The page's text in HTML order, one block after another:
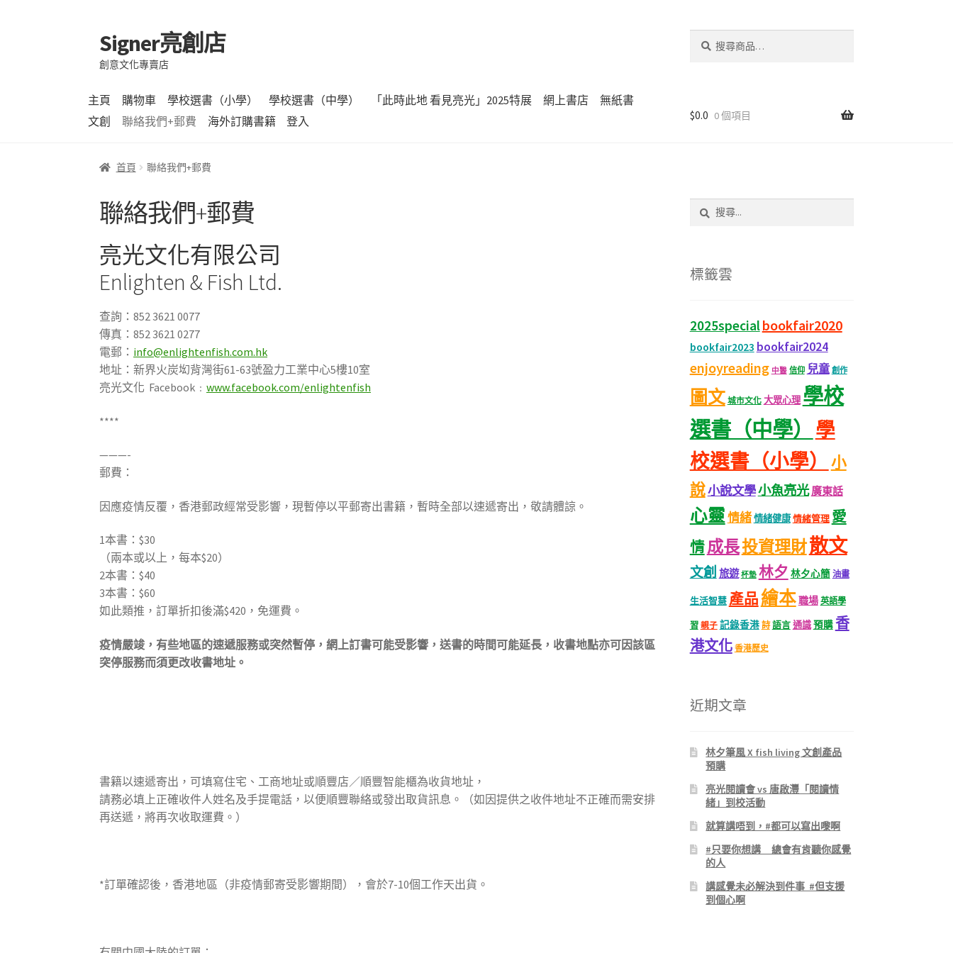
跳
至
導
列
跳
至
主
內
容
Signer亮創店
創意文化專賣店
主頁 購物車 學校選書（小學） 學校選書（中學） 「此時此地 看見亮光」2025特展 網上書店
無紙書
文創
聯絡我們+郵費 海外訂購書籍 登入 $0.0 0 個項目
首頁 聯絡我們+郵費
聯絡我們+郵費
亮光文化有限公司
Enlighten & Fish Ltd.
查詢：852 3621 0077
傳真：852 3621 0277
電郵： info@enlightenfish.com.hk
地址：新界火炭㘭背灣街61-63號盈力工業中心5樓10室
亮光文化 Facebook﹕www.facebook.com/enlightenfish
****
———-
郵費：
因應疫情反覆，香港郵政經常受影響，現暫停以平郵寄出書籍，暫時全部以速遞寄出，敬請體諒。
1本書：$30
（兩本或以上，每本$20）
2本書：$40
3本書：$60
如此類推，訂單折扣後滿$420，免運費。
疫情嚴竣，有些地區的速遞服務或突然暫停，網上訂書可能受影響，送書的時間可能延長， 收書地點亦可因該區
突停服務而須更改收書地址。
書籍以速遞寄出，可填寫住宅、工商地址或順豐店／順豐智能櫃為收貨地址，
請務必填上正確收件人姓名及手提電話，以便順豐聯絡或發出取貨訊息。（如因提供之收件地址不正確而需安排
再送遞，將再次收取運費。）
*訂單確認後，香港地區（非疫情郵寄受影響期間），會於7-10個工作天出貨。
字:
標籤雲
2025specialbookfair2020
bookfair2023 bookfair2024
enjoyreading 中醫 信仰 兒童 創作
圖文 城市文化 大眾心理 學校
選書（中學）
學
校選書（小學）
小
說小說文學小魚亮光廣東話
心靈情緒情緒健康情緒管理 愛
情成長投資理財散文
文創 旅遊 杯墊 林夕 林夕心簡 油畫
生活智慧產品繪本職場 英語學
習 親子 記錄香港 詩 語言通識預購香
港文化 香港歷史
近期文章
林夕筆風 X fish living 文創產品
預購
亮光閱讀會 vs 唐啟灃「閱讀情
緒」到校活動
就算講唔到，#都可以寫出嚟啊
#只要你想講 總會有肯聽你感覺
的人
講感覺未必解決到件事 #但支援
到個心啊